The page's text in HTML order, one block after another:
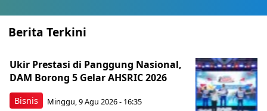
Berita Terkini
Bisnis
Ukir Prestasi di Panggung Nasional,
DAM Borong 5 Gelar AHSRIC 2026
Minggu, 9 Agu 2026 - 16:35